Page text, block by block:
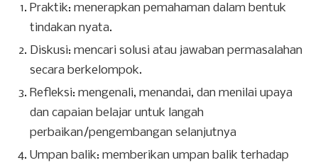
Praktik: menerapkan pemahaman dalam bentuk
tindakan nyata.
Diskusi: mencari solusi atau jawaban permasalahan
secara berkelompok.
Refleksi: mengenali, menandai, dan menilai upaya
dan capaian belajar untuk langah
perbaikan/pengembangan selanjutnya
Umpan balik: memberikan umpan balik terhadap